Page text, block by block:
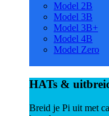
Model 2B
Model 3B
Model 3B+
Model 4B
Model Zero
HATs &
Breid je Pi uit met